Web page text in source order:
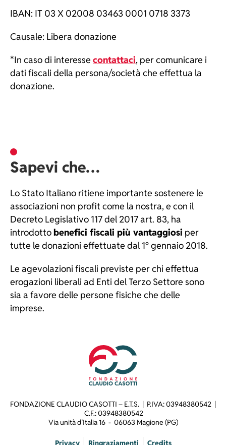
IBAN: IT 03 X 02008 03463 0001 0718 3373
Causale: Libera donazione
*In caso di interesse contattaci, per comunicare i
dati fiscali della persona/società che effettua la
donazione.
Sapevi che…
Lo Stato Italiano ritiene importante sostenere le
associazioni non profit come la nostra, e con il
Decreto Legislativo 117 del 2017 art. 83, ha
introdottobenefici fiscali più vantaggiosi per
tutte le donazioni effettuate dal 1° gennaio 2018.
Le agevolazioni fiscali previste per chi effettua
erogazioni liberali ad Enti del Terzo Settore sono
sia a favore delle persone fisiche che delle
imprese.
FONDAZIONE CLAUDIO CASOTTI – E.T.S. | P.IVA: 03948380542 |
C.F.: 03948380542
Via unità d’Italia 16 - 06063 Magione (PG)
Privacy Ringraziamenti Credits